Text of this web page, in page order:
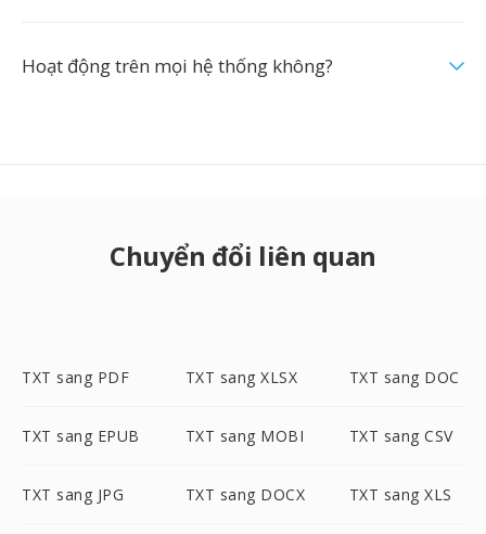
Hoạt động trên mọi hệ thống không?
Chuyển đổi liên quan
TXT sang PDF TXT sang XLSX TXT sang DOC
TXT sang EPUB TXT sang MOBI TXT sang CSV
TXT sang JPG TXT sang DOCX TXT sang XLS